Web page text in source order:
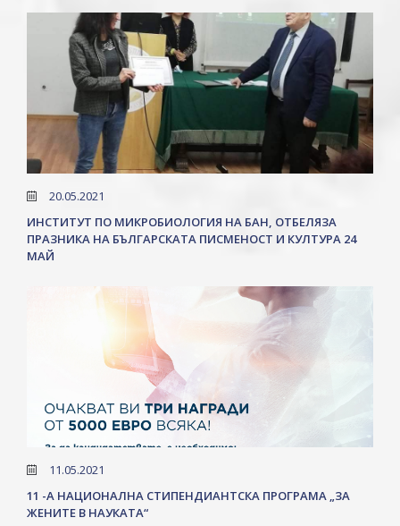
20.05.2021
ИНСТИТУТ ПО МИКРОБИОЛОГИЯ НА БАН, ОТБЕЛЯЗА
ПРАЗНИКА НА БЪЛГАРСКАТА ПИСМЕНОСТ И КУЛТУРА 24
МАЙ
11.05.2021
11 -А НАЦИОНАЛНА СТИПЕНДИАНТСКА ПРОГРАМА „ЗА
ЖЕНИТЕ В НАУКАТА“